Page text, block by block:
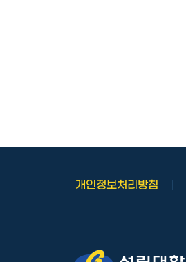
개인정보처리방침